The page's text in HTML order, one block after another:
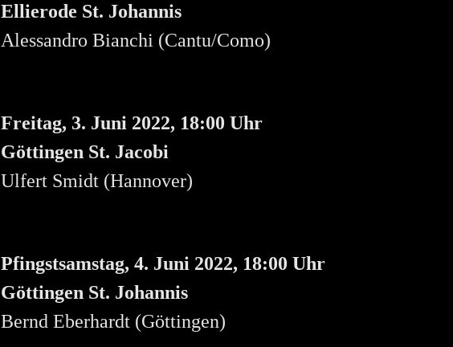
Ellierode St. Johannis
Alessandro Bianchi (Cantu/Como)
Freitag, 3. Juni 2022, 18:00 Uhr
Göttingen St. Jacobi
Ulfert Smidt (Hannover)
Pfingstsamstag, 4. Juni 2022, 18:00 Uhr
Göttingen St. Johannis
Bernd Eberhardt (Göttingen)